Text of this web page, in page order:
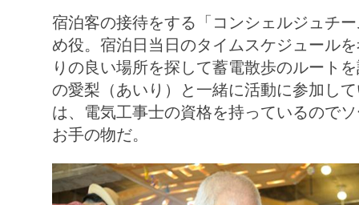
宿泊客の接待をする「コンシェルジュチ
め役。宿泊日当日のタイムスケジュール
りの良い場所を探して蓄電散歩のルート
の愛梨（あいり）と一緒に活動に参加し
は、電気工事士の資格を持っているので
お手の物だ。